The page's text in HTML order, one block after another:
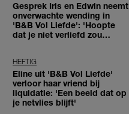
Gesprek Iris en Edwin neemt
onverwachte wending in
'B&B Vol Liefde': 'Hoopte
dat je niet verliefd zou
HEFTIG
Eline uit 'B&B Vol Liefde'
verloor haar vriend bij
liquidatie: 'Een beeld dat op
je netvlies blijft'